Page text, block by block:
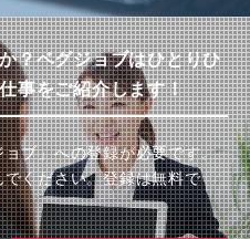
？ベグジョブはひとりひ
事をご紹介します！
ブ」への登録が必要です。
ください。登録は無料で